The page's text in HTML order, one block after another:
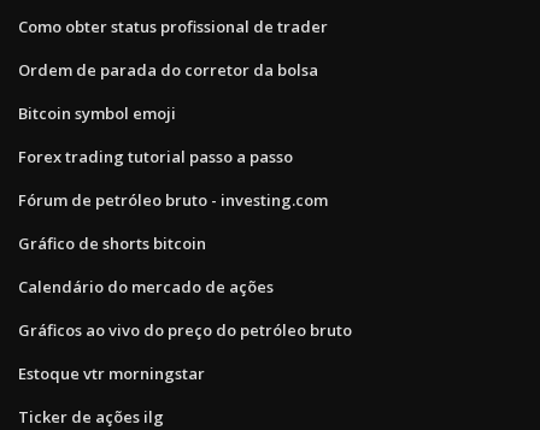
Como obter status profissional de trader
Ordem de parada do corretor da bolsa
Bitcoin symbol emoji
Forex trading tutorial passo a passo
Fórum de petróleo bruto - investing.com
Gráfico de shorts bitcoin
Calendário do mercado de ações
Gráficos ao vivo do preço do petróleo bruto
Estoque vtr morningstar
Ticker de ações ilg